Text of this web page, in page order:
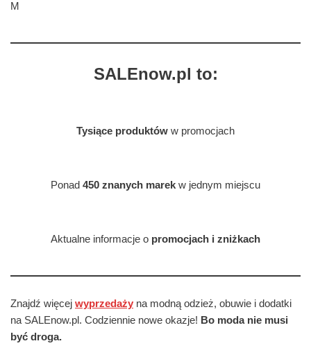
M
SALEnow.pl to:
Tysiące produktów w promocjach
Ponad 450 znanych marek w jednym miejscu
Aktualne informacje o promocjach i zniżkach
Znajdź więcej wyprzedaży na modną odzież, obuwie i dodatki
na SALEnow.pl. Codziennie nowe okazje! Bo moda nie musi
być droga.